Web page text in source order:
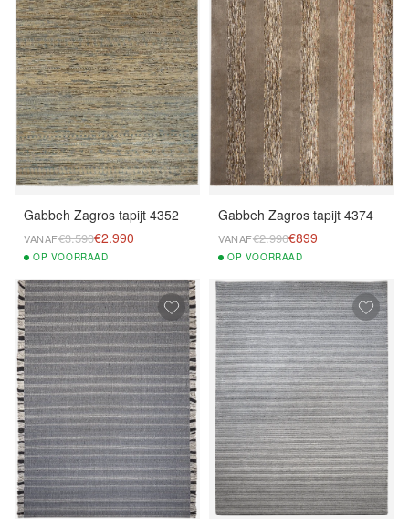
Gabbeh Zagros tapijt 4352
VANAF€3.590€2.990
OP VOORRAAD
Gabbeh Zagros tapijt 4374
VANAF€2.990€899
OP VOORRAAD